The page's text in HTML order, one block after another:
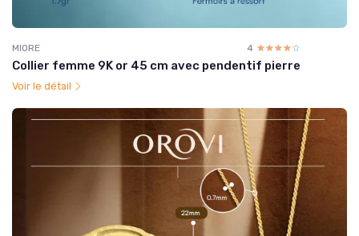
MIORE 4 ☆☆☆☆☆
★★★★★
Collier femme 9K or 45 cm avec pendentif pierre
Voir le détail